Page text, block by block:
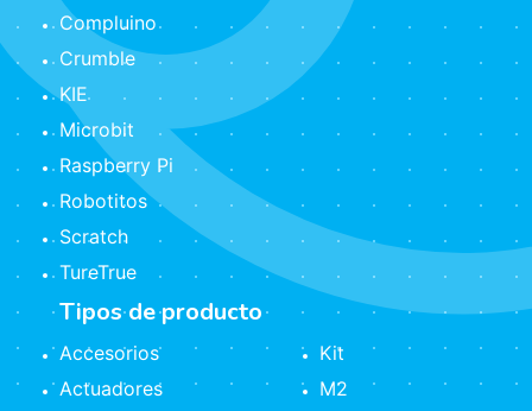
Compluino
Crumble
KIE
Microbit
Raspberry Pi
Robotitos
Scratch
TureTrue
Tipos de producto
Accesorios
Actuadores
Kit
M2